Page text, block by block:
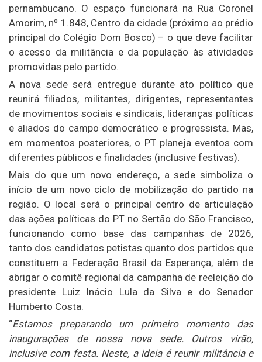
pernambucano. O espaço funcionará na Rua Coronel
Amorim, nº 1.848, Centro da cidade (próximo ao prédio
principal do Colégio Dom Bosco) – o que deve facilitar
o acesso da militância e da população às atividades
promovidas pelo partido.
A nova sede será entregue durante ato político que
reunirá filiados, militantes, dirigentes, representantes
de movimentos sociais e sindicais, lideranças políticas
e aliados do campo democrático e progressista. Mas,
em momentos posteriores, o PT planeja eventos com
diferentes públicos e finalidades (inclusive festivas).
Mais do que um novo endereço, a sede simboliza o
início de um novo ciclo de mobilização do partido na
região. O local será o principal centro de articulação
das ações políticas do PT no Sertão do São Francisco,
funcionando como base das campanhas de 2026,
tanto dos candidatos petistas quanto dos partidos que
constituem a Federação Brasil da Esperança, além de
abrigar o comitê regional da campanha de reeleição do
presidente Luiz Inácio Lula da Silva e do Senador
Humberto Costa.
“Estamos preparando um primeiro momento das
inaugurações de nossa nova sede. Outros virão,
inclusive com festa. Neste, a ideia é reunir militância e